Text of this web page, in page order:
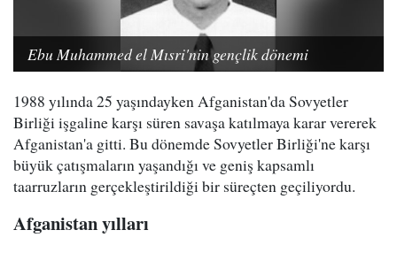
Ebu Muhammed el Mısri'nin gençlik dönemi
1988 yılında 25 yaşındayken Afganistan'da Sovyetler
Birliği işgaline karşı süren savaşa katılmaya karar vererek
Afganistan'a gitti. Bu dönemde Sovyetler Birliği'ne karşı
büyük çatışmaların yaşandığı ve geniş kapsamlı
taarruzların gerçekleştirildiği bir süreçten geçiliyordu.
Afganistan yılları